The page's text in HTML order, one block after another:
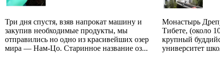
Три дня спустя, взяв напрокат машину и
закупив необходимые продукты, мы
отправились но одно из красивейших озер
мира — Нам-Цо. Старинное название оз...
Монастырь
Тибете, (около
крупный
университет